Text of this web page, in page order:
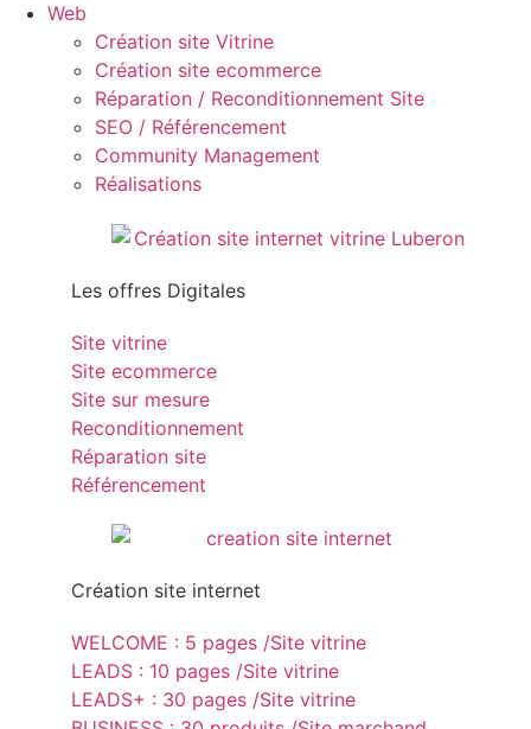
Web
Création site Vitrine
Création site ecommerce
Réparation / Reconditionnement Site
SEO / Référencement
Community Management
Réalisations
Les offres Digitales
Site vitrine
Site ecommerce
Site sur mesure
Reconditionnement
Réparation site
Référencement
Création site internet
WELCOME : 5 pages /Site vitrine
LEADS : 10 pages /Site vitrine
LEADS+ : 30 pages /Site vitrine